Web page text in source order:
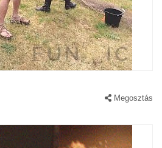
Megosztás